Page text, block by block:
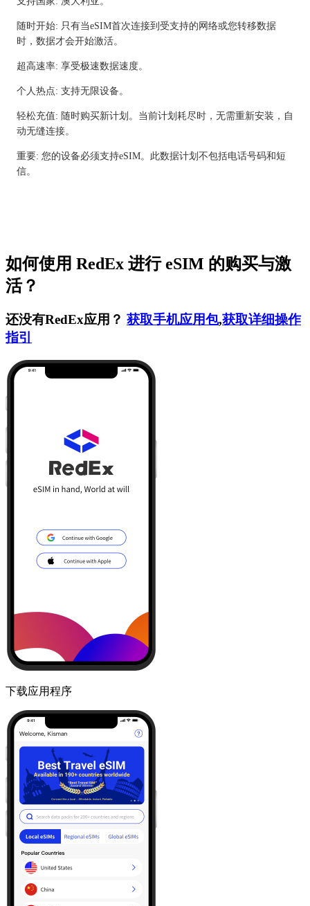
随时开始: 只有当eSIM首次连接到受支持的网络或您转移数据
时，数据才会开始激活。
超高速率: 享受极速数据速度。
个人热点: 支持无限设备。
轻松充值: 随时购买新计划。当前计划耗尽时，无需重新安装，自
动无缝连接。
重要: 您的设备必须支持eSIM。此数据计划不包括电话号码和短
信。
如何使用 RedEx 进行 eSIM 的购买与激
活？
还没有RedEx应用？ 获取手机应用包,获取详细操作
指引
下载应用程序